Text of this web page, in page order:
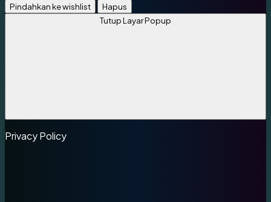
Pindahkan ke wishlist
Hapus
Tutup Layar Popup
Privacy Policy